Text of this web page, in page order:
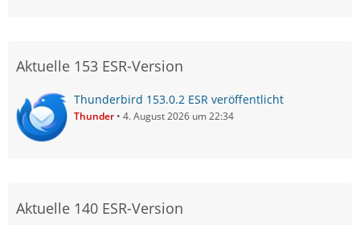
Aktuelle 153 ESR-Version
Thunderbird 153.0.2 ESR veröffentlicht
Thunder 4. August 2026 um 22:34
Aktuelle 140 ESR-Version